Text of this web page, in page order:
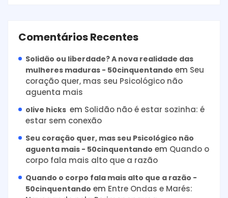
Comentários Recentes
Solidão ou liberdade? A nova realidade das
mulheres maduras - 50cinquentando em Seu
coração quer, mas seu Psicológico não
aguenta mais
olive hicks em Solidão não é estar sozinha: é
estar sem conexão
Seu coração quer, mas seu Psicológico não
aguenta mais - 50cinquentando em Quando o
corpo fala mais alto que a razão
Quando o corpo fala mais alto que a razão -
50cinquentando em Entre Ondas e Marés: